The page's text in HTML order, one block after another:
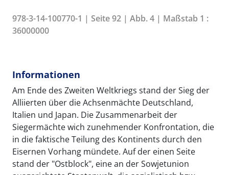
978-3-14-100770-1 | Seite 92 | Abb. 4 | Maßstab 1 :
36000000
Informationen
Am Ende des Zweiten Weltkriegs stand der Sieg der
Alliierten über die Achsenmächte Deutschland,
Italien und Japan. Die Zusammenarbeit der
Siegermächte wich zunehmender Konfrontation, die
in die faktische Teilung des Kontinents durch den
Eisernen Vorhang mündete. Auf der einen Seite
stand der "Ostblock", eine an der Sowjetunion